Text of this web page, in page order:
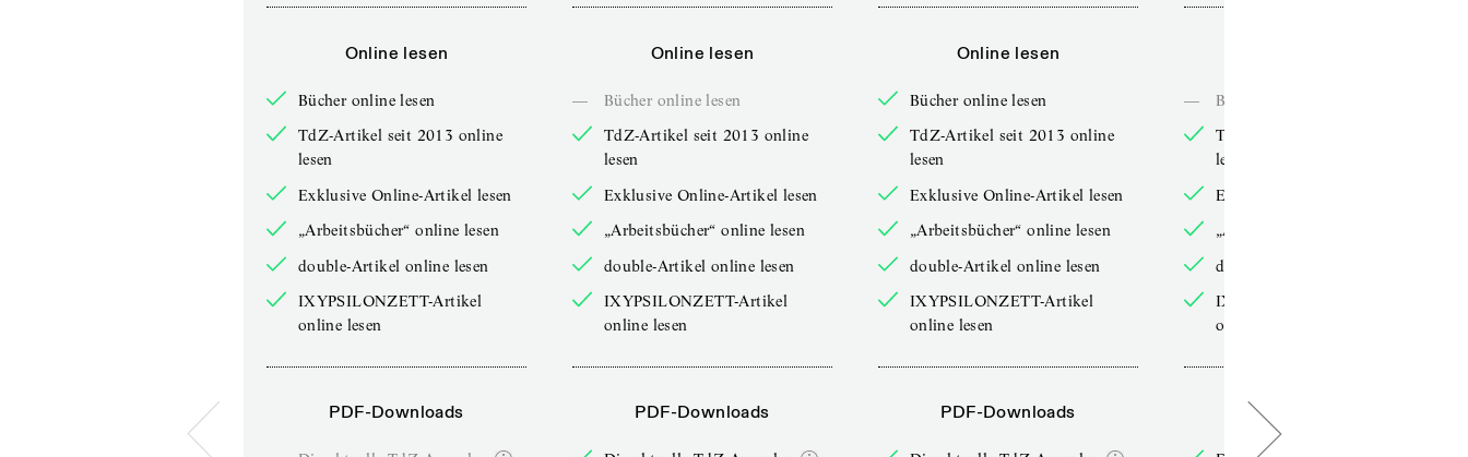
Online lesen
Bücher online lesen
TdZ-Artikel seit 2013 online
lesen
Exklusive Online-Artikel lesen
„Arbeitsbücher“ online lesen
double-Artikel online lesen
IXYPSILONZETT-Artikel
online lesen
PDF-Downloads
Online lesen
—
Bücher online lesen
TdZ-Artikel seit 2013 online
lesen
Exklusive Online-Artikel lesen
„Arbeitsbücher“ online lesen
double-Artikel online lesen
IXYPSILONZETT-Artikel
online lesen
PDF-Downloads
Online lesen
Bücher online lesen
TdZ-Artikel seit 2013 online
lesen
Exklusive Online-Artikel lesen
„Arbeitsbücher“ online lesen
double-Artikel online lesen
IXYPSILONZETT-Artikel
online lesen
PDF-Downloads
—
Bücher online lesen
TdZ-Artikel seit 2013 online
lesen
Exklusive Online-Artikel lesen
„Arbeitsbücher“ online lesen
double-Artikel online lesen
IXYPSILONZETT-Artikel
online lesen
PDF-Downloads